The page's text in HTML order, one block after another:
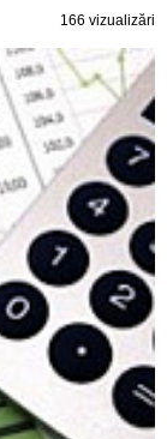
166 vizualizări